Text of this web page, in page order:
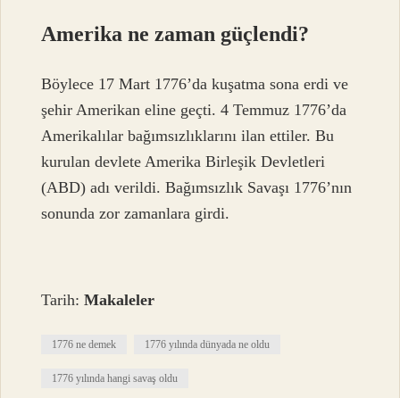
Amerika ne zaman güçlendi?
Böylece 17 Mart 1776’da kuşatma sona erdi ve
şehir Amerikan eline geçti. 4 Temmuz 1776’da
Amerikalılar bağımsızlıklarını ilan ettiler. Bu
kurulan devlete Amerika Birleşik Devletleri
(ABD) adı verildi. Bağımsızlık Savaşı 1776’nın
sonunda zor zamanlara girdi.
Tarih:Makaleler
1776 ne demek 1776 yılında dünyada ne oldu
1776 yılında hangi savaş oldu